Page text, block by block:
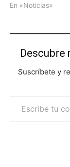
En «Noticias»
Descubre
Suscríbete y
Escribe tu correo electrónico…